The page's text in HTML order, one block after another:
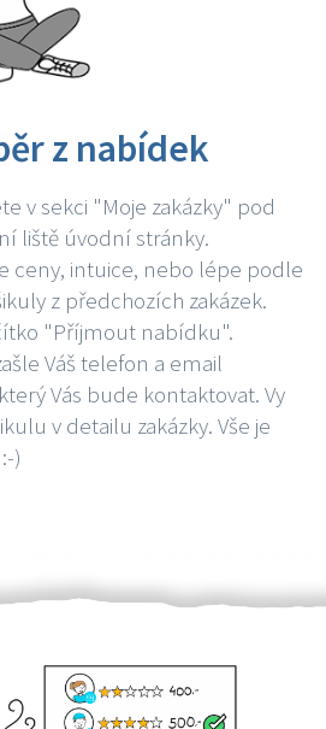
z nabídek
v sekci "Moje zakázky" pod
liště úvodní stránky.
ceny, intuice, nebo lépe podle
z předchozích zakázek.
"Příjmout nabídku".
Váš telefon a email
Vás bude kontaktovat. Vy
v detailu zakázky. Vše je
)